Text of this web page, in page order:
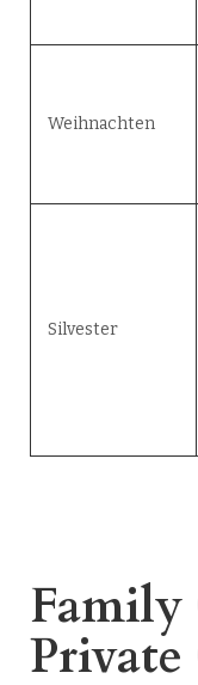
Weihnachten
Silvester
Family
Private